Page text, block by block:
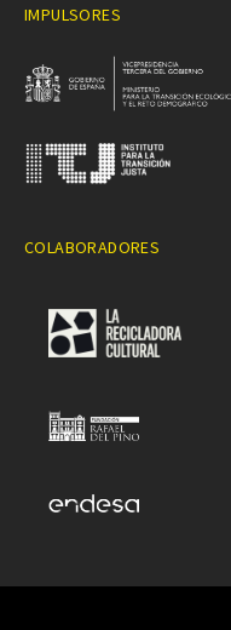
IMPULSORES
COLABORADORES